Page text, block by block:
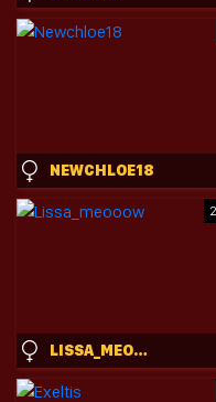
NEWCHLOE18
LISSA_MEOOOW